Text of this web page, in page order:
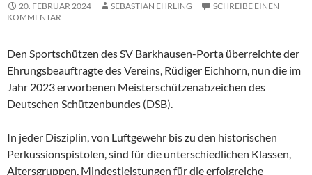
20. FEBRUAR 2024 SEBASTIAN EHRLING
SCHREIBE EINEN
KOMMENTAR
Den Sportschützen des SV Barkhausen-Porta überreichte der
Ehrungsbeauftragte des Vereins, Rüdiger Eichhorn, nun die im
Jahr 2023 erworbenen Meisterschützenabzeichen des
Deutschen Schützenbundes (DSB).
In jeder Disziplin, von Luftgewehr bis zu den historischen
Perkussionspistolen, sind für die unterschiedlichen Klassen,
Altersgruppen, Mindestleistungen für die erfolgreiche